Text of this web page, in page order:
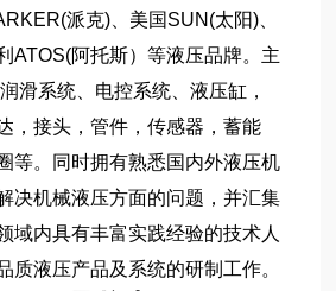
派克)、美国SUN(太阳)、
ATOS(阿托斯）等液压品牌。主
滑系统、电控系统、液压缸，
，接头，管件，传感器，蓄能
等。同时拥有熟悉国内外液压机
决机械液压方面的问题，并汇集
域内具有丰富实践经验的技术人
质液压产品及系统的研制工作。